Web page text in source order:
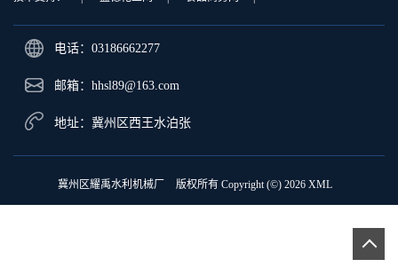
电话：03186662277
邮箱：hhsl89@163.com
地址：冀州区西王水泊张
冀州区耀禹水利机械厂 版权所有 Copyright (©) 2026 XML